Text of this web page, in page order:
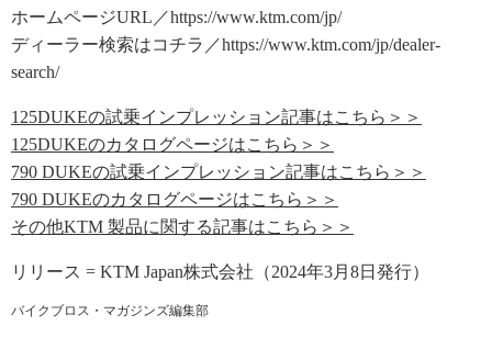
ホームページURL／https://www.ktm.com/jp/
ディーラー検索はコチラ／https://www.ktm.com/jp/dealer-
search/
125DUKEの試乗インプレッション記事はこちら＞＞
125DUKEのカタログページはこちら＞＞
790 DUKEの試乗インプレッション記事はこちら＞＞
790 DUKEのカタログページはこちら＞＞
その他KTM 製品に関する記事はこちら＞＞
リリース = KTM Japan株式会社（2024年3月8日発行）
バイクブロス・マガジンズ編集部